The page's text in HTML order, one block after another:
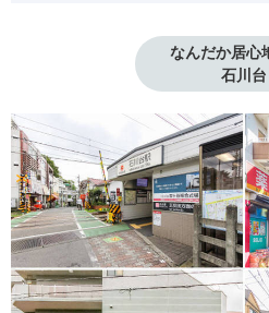
石川台